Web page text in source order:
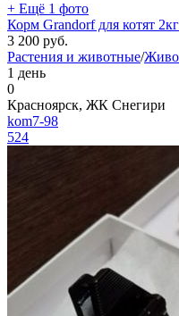
+ Ещё 1 фото
Корм Grandorf для котят 2кг
3 200 руб.
Растения и животные/
1 день
0
Красноярск, ЖК Снегири
kom7-98
524